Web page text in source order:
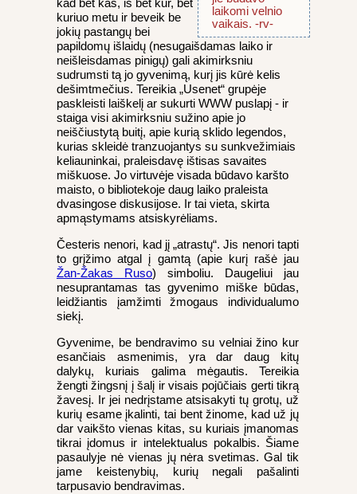
laikomi velnio
vaikais. -rv-
kuriuo metu ir beveik be
jokių pastangų bei
papildomų išlaidų (nesugaišdamas laiko ir
neišleisdamas pinigų) gali akimirksniu
sudrumsti tą jo gyvenimą, kurį jis kūrė kelis
dešimtmečius. Tereikia „Usenet“ grupėje
paskleisti laiškelį ar sukurti WWW puslapį - ir
staiga visi akimirksniu sužino apie jo
neiščiustytą buitį, apie kurią sklido legendos,
kurias skleidė tranzuojantys su sunkvežimiais
keliauninkai, praleisdavę ištisas savaites
miškuose. Jo virtuvėje visada būdavo karšto
maisto, o bibliotekoje daug laiko praleista
dvasingose diskusijose. Ir tai vieta, skirta
apmąstymams atsiskyrėliams.
Česteris nenori, kad jį „atrastų“. Jis nenori tapti
to grįžimo atgal į gamtą (apie kurį rašė jau
Žan-Žakas Ruso) simboliu. Daugeliui jau
nesuprantamas tas gyvenimo miške būdas,
leidžiantis įamžimti žmogaus individualumo
siekį.
Gyvenime, be bendravimo su velniai žino kur
esančiais asmenimis, yra dar daug kitų
dalykų, kuriais galima mėgautis. Tereikia
žengti žingsnį į šalį ir visais pojūčiais gerti tikrą
žavesį. Ir jei nedrįstame atsisakyti tų grotų, už
kurių esame įkalinti, tai bent žinome, kad už jų
dar vaikšto vienas kitas, su kuriais įmanomas
tikrai įdomus ir intelektualus pokalbis. Šiame
pasaulyje nė vienas jų nėra svetimas. Gal tik
jame keistenybių, kurių negali pašalinti
tarpusavio bendravimas.